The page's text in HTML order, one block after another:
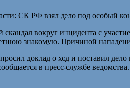
скандал вокруг инцидента с
знакомую. Причиной
доклад о ход и поставил
в пресс-службе ведомства.